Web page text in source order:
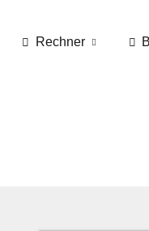
Rechner